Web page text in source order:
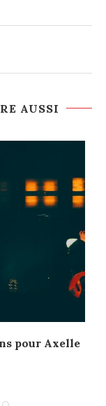
AUSSI
pour Axelle